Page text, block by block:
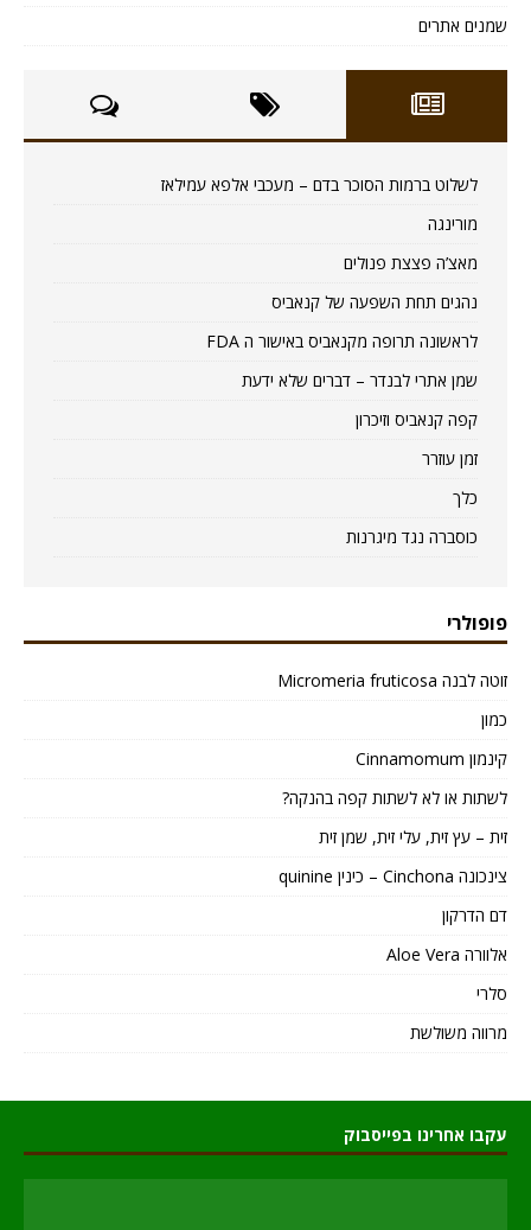
שמנים אתרים
לשלוט ברמות הסוכר בדם – מעכבי אלפא עמילאז
מורינגה
מאצ’ה פצצת פנולים
נהגים תחת השפעה של קנאביס
לראשונה תרופה מקנאביס באישור ה FDA
שמן אתרי לבנדר – דברים שלא ידעת
קפה קנאביס וזיכרון
זמן עוזרר
כלך
כוסברה נגד מיגרנות
פופולרי
זוטה לבנה Micromeria fruticosa
כמון
קינמון Cinnamomum
לשתות או לא לשתות קפה בהנקה?
זית – עץ זית, עלי זית, שמן זית
צינכונה Cinchona – כינין quinine
דם הדרקון
אלוורה Aloe Vera
סלרי
מרווה משולשת
עקבו אחרינו בפייסבוק